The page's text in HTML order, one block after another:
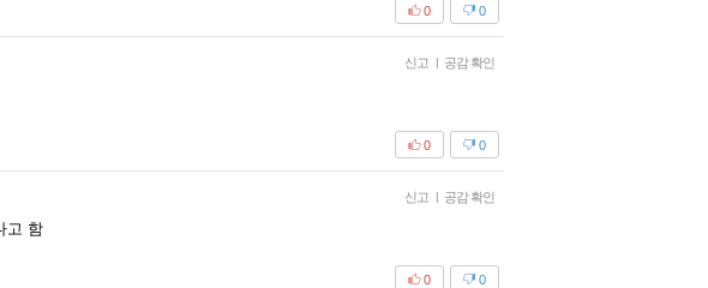
0
0
신고 | 공감 확인
0
0
신고 | 공감 확인
고 함
0
0